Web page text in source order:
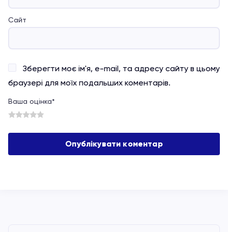
Сайт
Зберегти моє ім'я, e-mail, та адресу сайту в цьому
браузері для моїх подальших коментарів.
Ваша оцінка*
4
3
2
1